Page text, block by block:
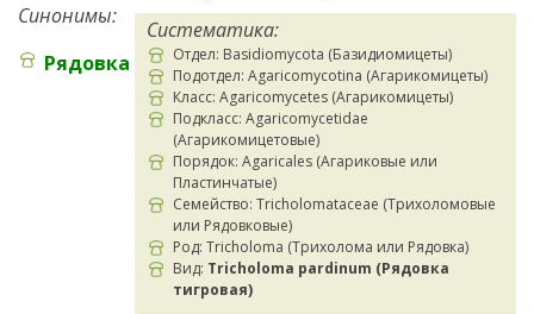
Систематика:
Отдел: Basidiomycota (Базидиомицеты)
Подотдел: Agaricomycotina (Агарикомицеты)
Класс: Agaricomycetes (Агарикомицеты)
Подкласс: Agaricomycetidae
(Агарикомицетовые)
Порядок: Agaricales (Агариковые или
Пластинчатые)
Семейство: Tricholomataceae (Трихоломовые
или Рядовковые)
Род: Tricholoma (Трихолома или Рядовка)
Вид: Tricholoma pardinum (Рядовка
тигровая)
Синонимы:
Рядовка